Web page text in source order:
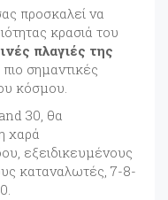
προσκαλεί να
κρασιά του
πλαγιές της
πιο σημαντικές
κόσμου.
30, θα
χαρά
εξειδικευμένους
καταναλωτές, 7-8-